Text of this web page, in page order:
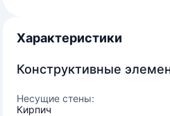
Характеристики
Конструктивные
Несущие стены:
Кирпич